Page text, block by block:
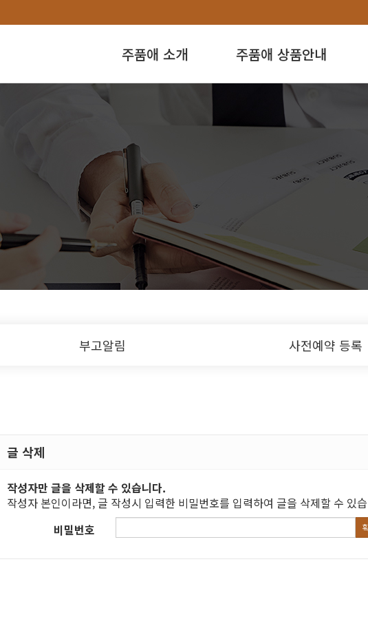
주품애 소개 주품애 상품안내
부고알림 사전예약 등록
글 삭제
작성자만 글을 삭제할 수 있습니다.
작성자 본인이라면, 글 작성시 입력한 비밀번호를 입력하여 글을 삭제할 수 있
비밀번호